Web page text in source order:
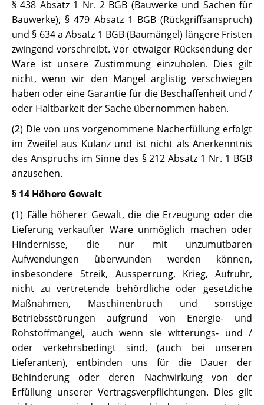
§ 438 Absatz 1 Nr. 2 BGB (Bauwerke und Sachen für
Bauwerke), § 479 Absatz 1 BGB (Rückgriffsanspruch)
und § 634 a Absatz 1 BGB (Baumängel) längere Fristen
zwingend vorschreibt. Vor etwaiger Rücksendung der
Ware ist unsere Zustimmung einzuholen. Dies gilt
nicht, wenn wir den Mangel arglistig verschwiegen
haben oder eine Garantie für die Beschaffenheit und /
oder Haltbarkeit der Sache übernommen haben.
(2) Die von uns vorgenommene Nacherfüllung erfolgt
im Zweifel aus Kulanz und ist nicht als Anerkenntnis
des Anspruchs im Sinne des § 212 Absatz 1 Nr. 1 BGB
anzusehen.
§ 14 Höhere Gewalt
(1) Fälle höherer Gewalt, die die Erzeugung oder die
Lieferung verkaufter Ware unmöglich machen oder
Hindernisse, die nur mit unzumutbaren
Aufwendungen überwunden werden können,
insbesondere Streik, Aussperrung, Krieg, Aufruhr,
nicht zu vertretende behördliche oder gesetzliche
Maßnahmen, Maschinenbruch und sonstige
Betriebsstörungen aufgrund von Energie- und
Rohstoffmangel, auch wenn sie witterungs- und /
oder verkehrsbedingt sind, (auch bei unseren
Lieferanten), entbinden uns für die Dauer der
Behinderung oder deren Nachwirkung von der
Erfüllung unserer Vertragsverpflichtungen. Dies gilt